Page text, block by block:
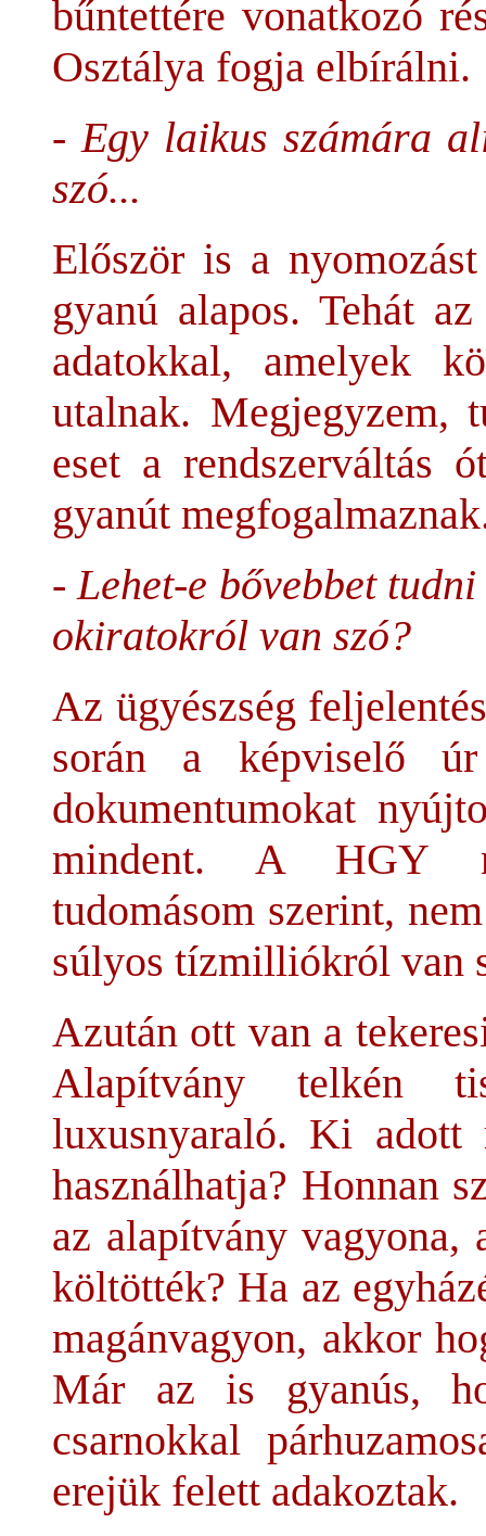
bűntettére vonatkozó
Osztálya fogja elbírálni.
- Egy laikus számára
szó...
Először is a
gyanú alapos. Tehát
adatokkal, amelyek
utalnak. Megjegyzem,
eset a rendszerváltás
gyanút
- Lehet-e bővebbet
okiratokról van szó?
Az ügyészség
során a képviselő
dokumentumokat
mindent. A HGY
tudomásom szerint,
súlyos tízmilliókról van
Azután ott van a
Alapítvány telkén
luxusnyaraló. Ki
használhatja? Honnan
az alapítvány vagyona,
költötték? Ha az
magánvagyon, akkor
Már az is gyanús,
csarnokkal
erejük felett adakoztak.